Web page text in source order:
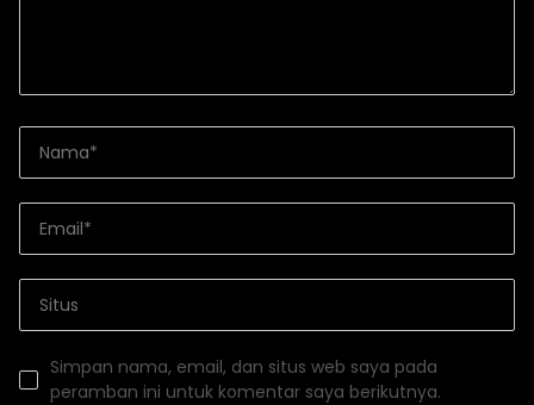
Simpan nama, email, dan situs web saya pada
peramban ini untuk komentar saya berikutnya.